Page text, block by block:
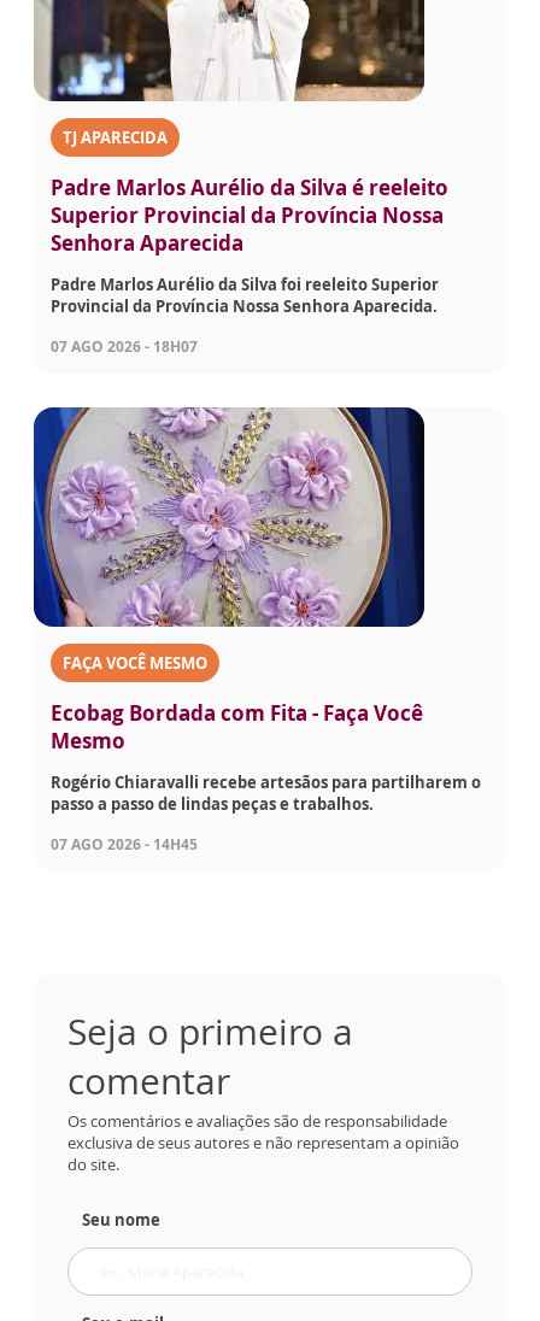
TJ APARECIDA
Padre Marlos Aurélio da Silva é reeleito
Superior Provincial da Província Nossa
Senhora Aparecida
Padre Marlos Aurélio da Silva foi reeleito Superior
Provincial da Província Nossa Senhora Aparecida.
07 AGO 2026 - 18H07
FAÇA VOCÊ MESMO
Ecobag Bordada com Fita - Faça Você
Mesmo
Rogério Chiaravalli recebe artesãos para partilharem o
passo a passo de lindas peças e trabalhos.
07 AGO 2026 - 14H45
Seja o primeiro a
comentar
Os comentários e avaliações são de responsabilidade
exclusiva de seus autores e não representam a opinião
do site.
Seu nome